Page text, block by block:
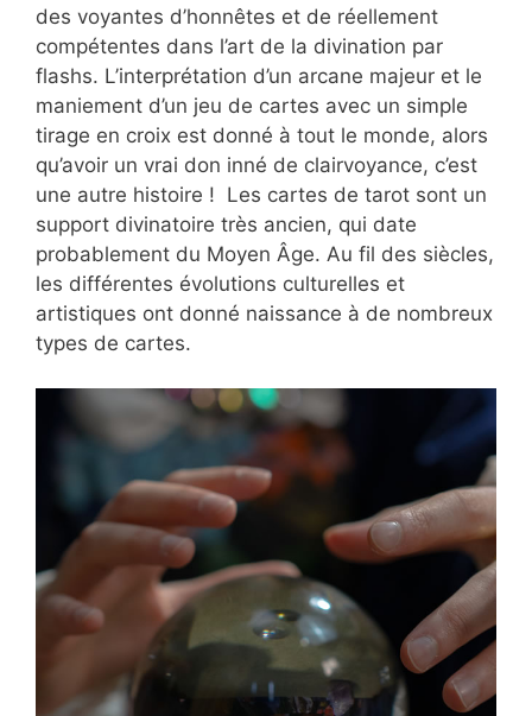
des voyantes d’honnêtes et de réellement
compétentes dans l’art de la divination par
flashs. L’interprétation d’un arcane majeur et le
maniement d’un jeu de cartes avec un simple
tirage en croix est donné à tout le monde, alors
qu’avoir un vrai don inné de clairvoyance, c’est
une autre histoire ! Les cartes de tarot sont un
support divinatoire très ancien, qui date
probablement du Moyen Âge. Au fil des siècles,
les différentes évolutions culturelles et
artistiques ont donné naissance à de nombreux
types de cartes.